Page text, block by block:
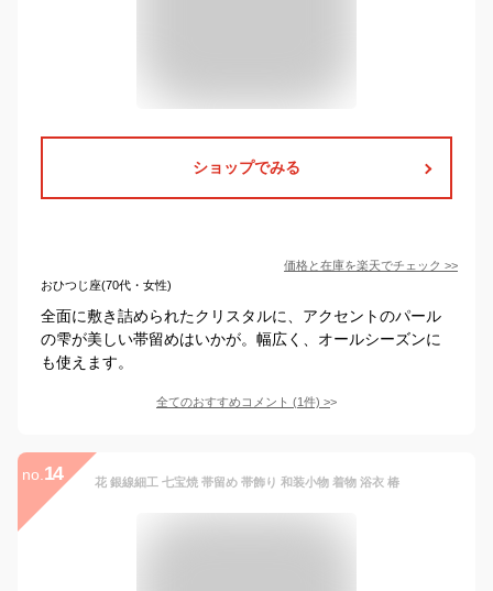
ショップでみる
価格と在庫を楽天でチェック >>
おひつじ座(70代・女性)
全面に敷き詰められたクリスタルに、アクセントのパール
の雫が美しい帯留めはいかが。幅広く、オールシーズンに
も使えます。
全てのおすすめコメント (1件) >
no. 14 花 銀線細工 七宝焼 帯留め 帯飾り 和装小物 着物 浴衣 椿